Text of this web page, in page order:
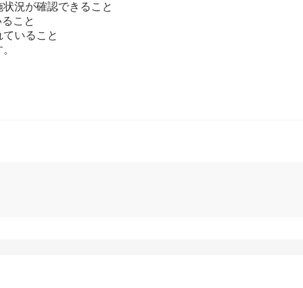
況が確認できること
こと
いること